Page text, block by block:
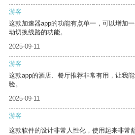
游客
这款加速器app的功能有点单一，可以增加
动切换线路的功能。
2025-09-11
游客
这款app的酒店、餐厅推荐非常有用，让我
验。
2025-09-11
游客
这款软件的设计非常人性化，使用起来非常舒